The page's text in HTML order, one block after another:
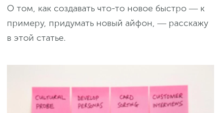
О том, как создавать что-то новое быстро ― к
примеру, придумать новый айфон, ― расскажу
в этой статье.